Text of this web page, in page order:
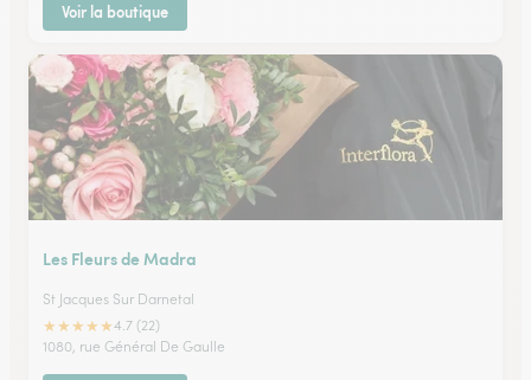
Voir la boutique
Les Fleurs de Madra
St Jacques Sur Darnetal
★★★★★4.7 (22)
1080, rue Général De Gaulle